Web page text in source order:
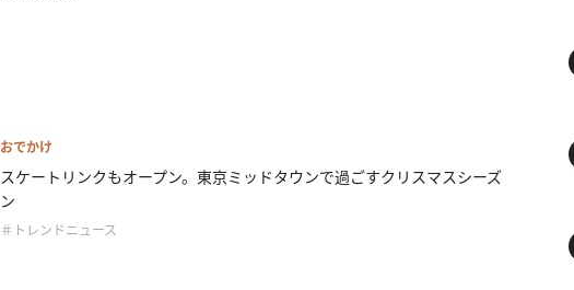
おでかけ
スケートリンクもオープン。東京ミッドタウンで過ごすクリスマスシーズ
ン
＃トレンドニュース